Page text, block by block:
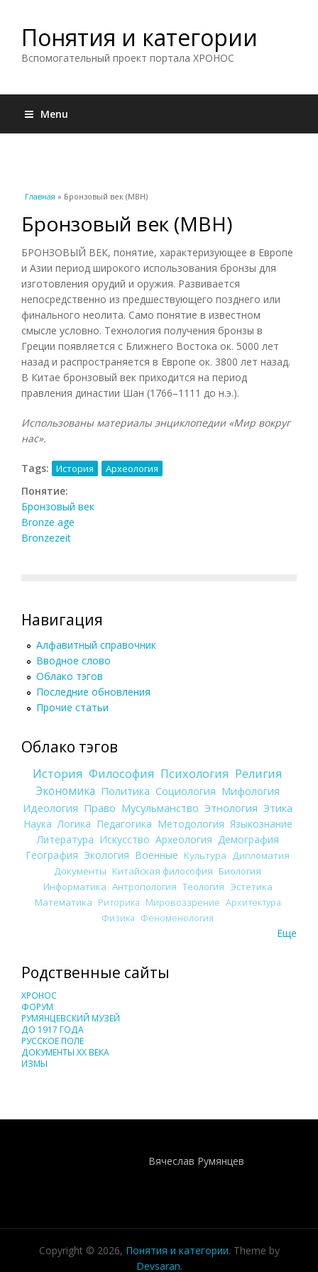
Понятия и категории
Вспомогательный проект портала ХРОНОС
Menu
Вы здесь
Главная » Бронзовый век (МВН)
Бронзовый век (МВН)
БРОНЗОВЫЙ ВЕК, понятие, характеризующее в Европе
и Азии период широкого использования бронзы для
изготовления орудий и оружия. Развивается
непосредственно из предшествующего позднего или
финального неолита. Само понятие в известном
смысле условно. Технология получения бронзы в
Греции появляется с Ближнего Востока ок. 5000 лет
назад и распространяется в Европе ок. 3800 лет назад.
В Китае бронзовый век приходится на период
правления династии Шан (1766–1111 до н.э.).
Использованы материалы энциклопедии «Мир вокруг
нас».
Tags: История Археология
Понятие:
Бронзовый век
Bronze age
Bronzezeit
Навигация
Алфавитный справочник
Вводное слово
Облако тэгов
Последние обновления
Прочие статьи
Облако тэгов
История Философия Психология Религия
Экономика Политика Социология Мифология
Идеология Право Мусульманство Этнология Этика
Наука Логика Педагогика Методология Языкознание
Литература Искусство Археология Демография
География Экология Военные Культура
Дипломатия
Документы Китайская философия Биология
Информатика Антропология Теология Эстетика
Математика Риторика Мировоззрение Архитектура
Физика Феноменология
Еще
Родственные сайты
ХРОНОС
ФОРУМ
РУМЯНЦЕВСКИЙ МУЗЕЙ
ДО 1917 ГОДА
РУССКОЕ ПОЛЕ
ДОКУМЕНТЫ XX ВЕКА
ИЗМЫ
Вячеслав Румянцев
Copyright © 2026, Понятия и категории. Theme by
Devsaran.